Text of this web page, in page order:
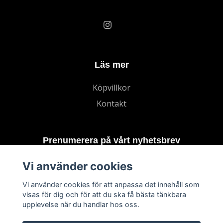
Läs mer
Köpvillkor
Kontakt
Prenumerera på vårt nyhetsbrev
Vi använder cookies
Vi använder cookies för att anpassa det innehåll som
visas för dig och för att du ska få bästa tänkbara
upplevelse när du handlar hos oss.